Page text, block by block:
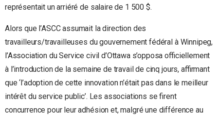
représentait un arriéré de salaire de 1 500 $.
Alors que l’ASCC assumait la direction des
travailleurs/travailleuses du gouvernement fédéral à Winnipeg,
l’Association du Service civil d’Ottawa s’opposa officiellement
à l’introduction de la semaine de travail de cinq jours, affirmant
que ‘l’adoption de cette innovation n’était pas dans le meilleur
intérêt du service public’. Les associations se firent
concurrence pour leur adhésion et, malgré une différence au